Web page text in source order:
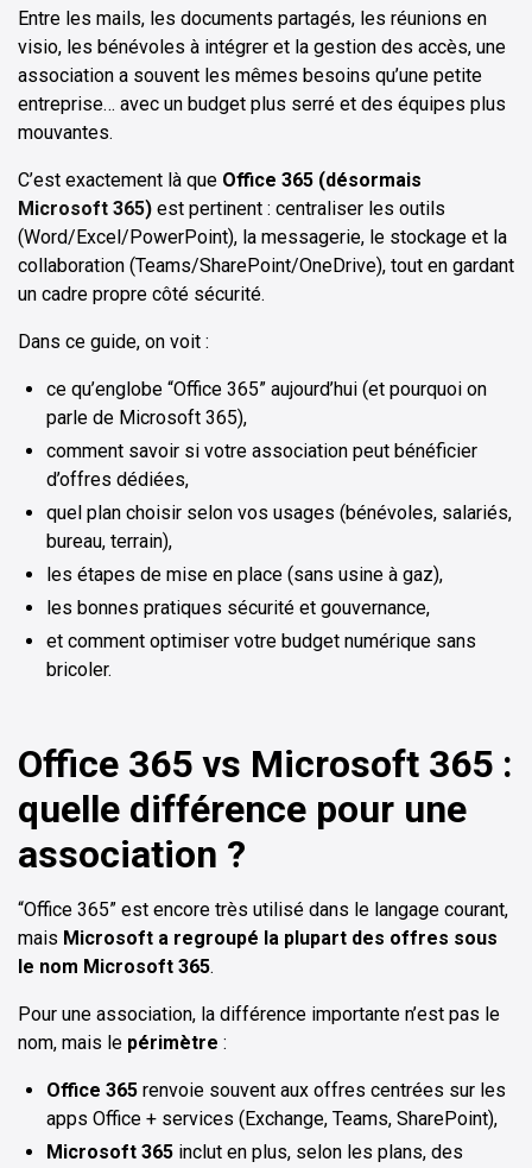
Entre les mails, les documents partagés, les réunions en
visio, les bénévoles à intégrer et la gestion des accès, une
association a souvent les mêmes besoins qu’une petite
entreprise… avec un budget plus serré et des équipes plus
mouvantes.
C’est exactement là que Office 365 (désormais
Microsoft 365) est pertinent : centraliser les outils
(Word/Excel/PowerPoint), la messagerie, le stockage et la
collaboration (Teams/SharePoint/OneDrive), tout en gardant
un cadre propre côté sécurité.
Dans ce guide, on voit :
ce qu’englobe “Office 365” aujourd’hui (et pourquoi on
parle de Microsoft 365),
comment savoir si votre association peut bénéficier
d’offres dédiées,
quel plan choisir selon vos usages (bénévoles, salariés,
bureau, terrain),
les étapes de mise en place (sans usine à gaz),
les bonnes pratiques sécurité et gouvernance,
et comment optimiser votre budget numérique sans
bricoler.
Office 365 vs Microsoft 365 :
quelle différence pour une
association ?
“Office 365” est encore très utilisé dans le langage courant,
mais Microsoft a regroupé la plupart des offres sous
le nom Microsoft 365.
Pour une association, la différence importante n’est pas le
nom, mais le périmètre :
Office 365 renvoie souvent aux offres centrées sur les
apps Office + services (Exchange, Teams, SharePoint),
Microsoft 365 inclut en plus, selon les plans, des